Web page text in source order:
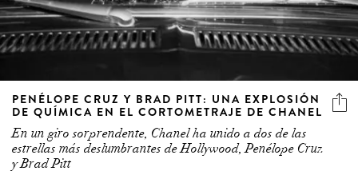
PENÉLOPE CRUZ Y BRAD PITT: UNA EXPLOSIÓN
DE QUÍMICA EN EL CORTOMETRAJE DE CHANEL
En un giro sorprendente, Chanel ha unido a dos de las
estrellas más deslumbrantes de Hollywood, Penélope Cruz
y Brad Pitt